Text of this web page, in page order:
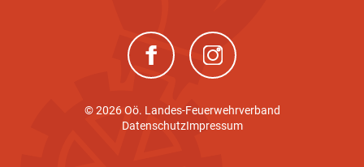
(neues Fenster)(neues Fenster)
© 2026 Oö. Landes-Feuerwehrverband
DatenschutzImpressum